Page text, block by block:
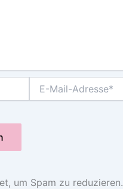
Mail-
um Spam zu reduzieren.